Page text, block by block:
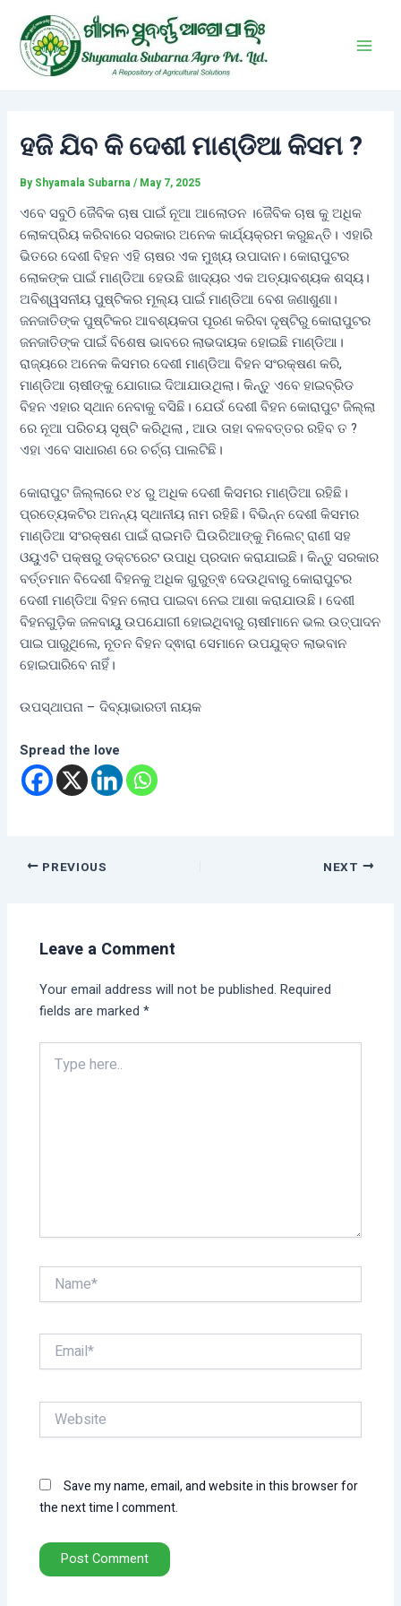
content
ହଜି ଯିବ କି ଦେଶୀ ମାଣ୍ଡିଆ କିସମ ?
By Shyamala Subarna/ May 7, 2025
ଏବେ ସବୁଠି ଜୈବିକ ଚାଷ ପାଇଁ ନୂଆ ଆଲୋଡନ ।ଜୈବିକ ଚାଷ କୁ ଅଧିକ
ଲୋକପ୍ରିୟ କରିବାରେ ସରକାର ଅନେକ କାର୍ଯ୍ୟକ୍ରମ କରୁଛନ୍ତି। ଏହାରି
ଭିତରେ ଦେଶୀ ବିହନ ଏହି ଚାଷର ଏକ ମୁଖ୍ୟ ଉପାଦାନ। କୋରାପୁଟର
ଲୋକଙ୍କ ପାଇଁ ମାଣ୍ଡିଆ ହେଉଛି ଖାଦ୍ୟର ଏକ ଅତ୍ୟାବଶ୍ୟକ ଶସ୍ୟ।
ଅବିଶ୍ୱସନୀୟ ପୁଷ୍ଟିକର ମୂଲ୍ୟ ପାଇଁ ମାଣ୍ଡିଆ ବେଶ ଜଣାଶୁଣା।
ଜନଜାତିଙ୍କ ପୁଷ୍ଟିକର ଆବଶ୍ୟକତା ପୂରଣ କରିବା ଦୃଷ୍ଟିରୁ କୋରାପୁଟର
ଜନଜାତିଙ୍କ ପାଇଁ ବିଶେଷ ଭାବରେ ଲାଭଦାୟକ ହୋଇଛି ମାଣ୍ଡିଆ।
ରାଜ୍ୟରେ ଅନେକ କିସମର ଦେଶୀ ମାଣ୍ଡିଆ ବିହନ ସଂରକ୍ଷଣ କରି,
ମାଣ୍ଡିଆ ଚାଷୀଙ୍କୁ ଯୋଗାଇ ଦିଆଯାଉଥିଲା। କିନ୍ତୁ ଏବେ ହାଇବ୍ରିଡ
ବିହନ ଏହାର ସ୍ଥାନ ନେବାକୁ ବସିଛି। ଯେଉଁ ଦେଶୀ ବିହନ କୋରାପୁଟ ଜିଲ୍ଲା
ରେ ନୂଆ ପରିଚୟ ସୃଷ୍ଟି କରିଥିଲା , ଆଉ ତାହା ବଳବତ୍ତର ରହିବ ତ ?
ଏହା ଏବେ ସାଧାରଣ ରେ ଚର୍ଚ୍ଚା ପାଲଟିଛି।
କୋରାପୁଟ ଜିଲ୍ଲାରେ ୧୪ ରୁ ଅଧିକ ଦେଶୀ କିସମର ମାଣ୍ଡିଆ ରହିଛି।
ପ୍ରତ୍ୟେକଟିର ଅନନ୍ୟ ସ୍ଥାନୀୟ ନାମ ରହିଛି। ବିଭିନ୍ନ ଦେଶୀ କିସମର
ମାଣ୍ଡିଆ ସଂରକ୍ଷଣ ପାଇଁ ରାଇମତି ଘିଉରିଆଙ୍କୁ ମିଲେଟ୍ ରାଣୀ ସହ
ଓୟୁଏଟି ପକ୍ଷରୁ ଡକ୍ଟରେଟ ଉପାଧି ପ୍ରଦାନ କରାଯାଇଛି। କିନ୍ତୁ ସରକାର
ବର୍ତ୍ତମାନ ବିଦେଶୀ ବିହନକୁ ଅଧିକ ଗୁରୁତ୍ଵ ଦେଉଥିବାରୁ କୋରାପୁଟର
ଦେଶୀ ମାଣ୍ଡିଆ ବିହନ ଲୋପ ପାଇବା ନେଇ ଆଶା କରାଯାଉଛି। ଦେଶୀ
ବିହନଗୁଡ଼ିକ ଜଳବାୟୁ ଉପଯୋଗୀ ହୋଇଥିବାରୁ ଚାଷୀମାନେ ଭଲ ଉତ୍ପାଦନ
ପାଇ ପାରୁଥିଲେ, ନୂତନ ବିହନ ଦ୍ଵାରା ସେମାନେ ଉପଯୁକ୍ତ ଲାଭବାନ
ହୋଇପାରିବେ ନାହିଁ।
ଉପସ୍ଥାପନା – ଦିବ୍ୟାଭାରତୀ ନାୟକ
Spread the love
navigation
PREVIOUS NEXT
Leave a Comment
Your email address will not be published. Required
fields are marked*
here..
Name*
Email*
Website
Save my name, email, and website in this browser for
the next time I comment.